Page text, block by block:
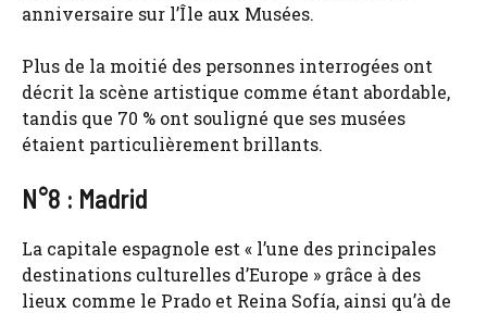
anniversaire sur l’Île aux Musées.
Plus de la moitié des personnes interrogées ont
décrit la scène artistique comme étant abordable,
tandis que 70 % ont souligné que ses musées
étaient particulièrement brillants.
N°8 : Madrid
La capitale espagnole est « l’une des principales
destinations culturelles d’Europe » grâce à des
lieux comme le Prado et Reina Sofía, ainsi qu’à de